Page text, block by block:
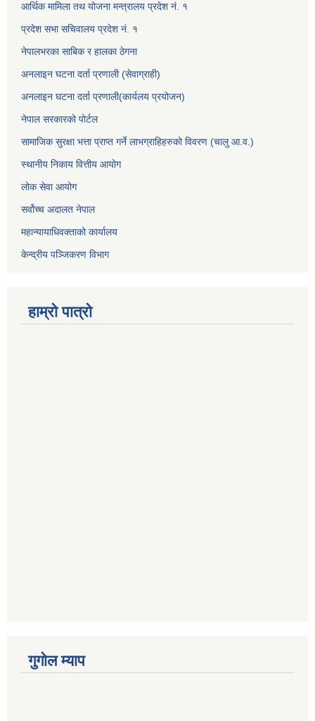
आर्थिक मामिला तथ योजना मन्त्रालय प्रदेश नं. १
प्रदेश सभा सचिवालय प्रदेश नं. १
नेपालभरका साबिक र हालका ठेगना
अनलाइन घटना दर्ता प्रणाली (सेवाग्राही)
अनलाइन घटना दर्ता प्रणाली(कार्यलय प्रयोजन)
नेपाल सरकारको पोर्टल
सामाजिक सुरक्षा भत्ता प्राप्त गर्ने लाभग्राहिहरुको विवरण (चालु आ.व.)
स्थानीय निकाय वित्तीय आयोग
लोक सेवा आयोग
सर्वोच्च अदालत नेपाल
महान्यायाधिवक्ताको कार्यालय
केन्द्रीय पञ्जिकरण विभाग
हाम्रो पात्रो
गुगोल म्याप